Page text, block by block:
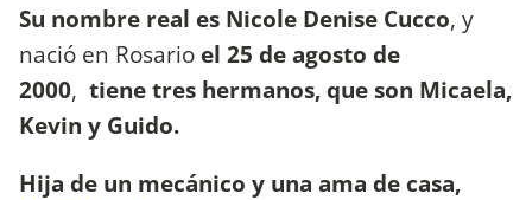
Su nombre real es Nicole Denise Cucco, y
nació en Rosario el 25 de agosto de
2000, tiene tres hermanos, que son Micaela,
Kevin y Guido.
Hija de un mecánico y una ama de casa,